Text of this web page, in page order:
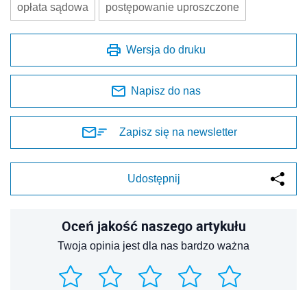
opłata sądowa postępowanie uproszczone
Wersja do druku
Napisz do nas
Zapisz się na newsletter
Udostępnij
Oceń jakość naszego artykułu
Twoja opinia jest dla nas bardzo ważna